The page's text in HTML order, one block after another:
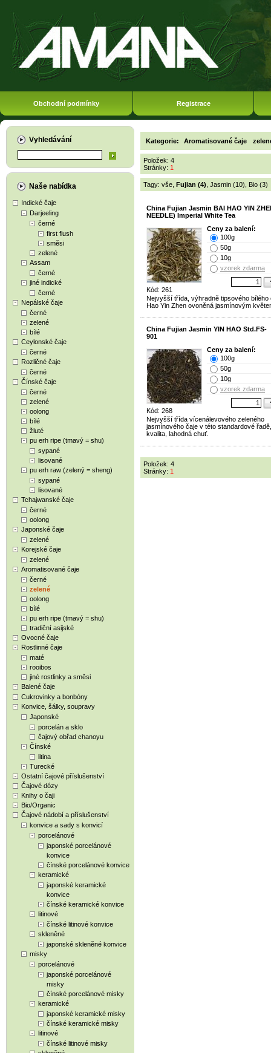
Obchodní podmínky Registrace
Vyhledávání
Naše nabídka
Indické čaje
Darjeeling
černé
first flush
směsi
zelené
Assam
černé
jiné indické
černé
Nepálské čaje
černé
zelené
bílé
Ceylonské čaje
černé
Rozličné čaje
černé
Čínské čaje
černé
zelené
oolong
bílé
žluté
pu erh ripe (tmavý = shu)
sypané
lisované
pu erh raw (zelený = sheng)
sypané
lisované
Tchajwanské čaje
černé
oolong
Japonské čaje
zelené
Korejské čaje
zelené
Aromatisované čaje
černé
zelené
oolong
bílé
pu erh ripe (tmavý = shu)
tradiční asijské
Ovocné čaje
Rostlinné čaje
maté
rooibos
jiné rostlinky a směsi
Balené čaje
Cukrovinky a bonbóny
Konvice, šálky, soupravy
Japonské
porcelán a sklo
čajový obřad chanoyu
Čínské
litina
Turecké
Ostatní čajové příslušenství
Čajové dózy
Knihy o čaji
Bio/Organic
Čajové nádobí a příslušenství
konvice a sady s konvicí
porcelánové
japonské porcelánové
konvice
čínské porcelánové konvice
keramické
japonské keramické
konvice
čínské keramické konvice
litinové
čínské litinové konvice
skleněné
japonské skleněné konvice
misky
porcelánové
japonské porcelánové
misky
čínské porcelánové misky
keramické
japonské keramické misky
čínské keramické misky
litinové
čínské litinové misky
Kategorie: Aromatisované čaje
Položek: 4
Stránky: 1
Tagy: vše Fujian (4) Jasmin (10) Bio (3)
China Fujian Jasmin BAI HAO YIN
NEEDLE) Imperial White Tea
Kód: 261
Ceny za balení:
100g
50g
10g
vzorek zdarma
Nejvyšší třída, výhradně tipsového bílého
Hao Yin Zhen ovoněná jasmínovým
China Fujian Jasmin YIN HAO Std.FS-
901
Kód: 268
Ceny za balení:
100g
50g
10g
vzorek zdarma
Nejvyšší třída vícenálevového zeleného
jasmínového čaje v této standardové
kvalita, lahodná chuť.
Položek: 4
Stránky: 1